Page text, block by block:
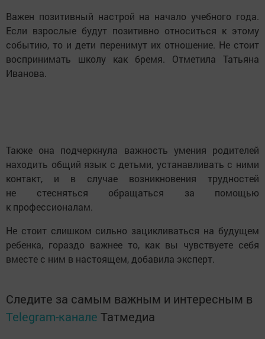
Важен позитивный настрой на начало учебного года.
Если взрослые будут позитивно относиться к этому
событию, то и дети перенимут их отношение. Не стоит
воспринимать школу как бремя. Отметила Татьяна
Иванова.
Также она подчеркнула важность умения родителей
находить общий язык с детьми, устанавливать с ними
контакт, и в случае возникновения трудностей
не стесняться обращаться за помощью
к профессионалам.
Не стоит слишком сильно зацикливаться на будущем
ребенка, гораздо важнее то, как вы чувствуете себя
вместе с ним в настоящем, добавила эксперт.
Следите за самым важным и интересным в
Telegram-канале Татмедиа